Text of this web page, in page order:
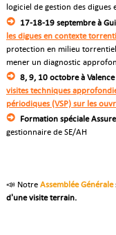
logiciel de gestion des digues
17-18-19 septembre à
les digues en contexte
protection en milieu
mener un diagnostic
8, 9, 10 octobre à
visites techniques
périodiques (VSP) sur les
Formation spéciale
gestionnaire de SE/AH
📣 Notre Assemblée Générale
d'une visite terrain.